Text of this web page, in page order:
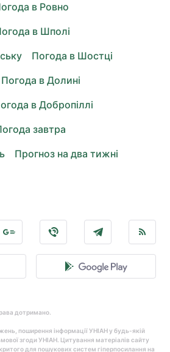
в Ровно
в Шполі
Погода в Шостці
Погода в Долині
в Добропіллі
завтра
Прогноз на два тижні
дотримано.
поширення інформації УНІАН у будь-якій
згоди УНІАН. Цитування матеріалів сайту
для пошукових систем гіперпосилання на